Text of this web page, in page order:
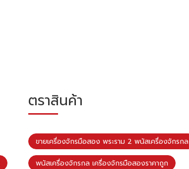
ตราสินค้า
ขายเครื่องจักรมือสอง พระราม 2 พนัสเครื่องจักรกล
พนัสเครื่องจักรกล เครื่องจักรมือสองราคาถูก